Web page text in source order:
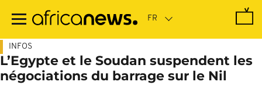
contenu
INFOS
L’Egypte et le Soudan suspendent les
négociations du barrage sur le Nil